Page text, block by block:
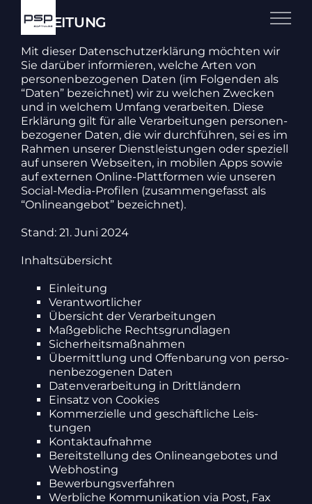
Inhalt
springen
EINLEITUNG
Mit dieser Daten­schutz­er­klä­rung möchten wir
Sie darüber infor­mieren, welche Arten von
perso­nen­be­zo­genen Daten (im Folgenden als
“Daten” bezeichnet) wir zu welchen Zwecken
und in welchem Umfang verar­beiten. Diese
Erklä­rung gilt für alle Verar­bei­tungen perso­nen­
be­zo­gener Daten, die wir durch­führen, sei es im
Rahmen unserer Dienst­leis­tungen oder speziell
auf unseren Webseiten, in mobilen Apps sowie
auf externen Online-Platt­formen wie unseren
Social-Media-Profilen (zusam­men­ge­fasst als
“Online­an­gebot” bezeichnet).
Stand: 21. Juni 2024
Inhalts­über­sicht
Einlei­tung
Verant­wort­li­cher
Über­sicht der Verar­bei­tungen
Maßgeb­liche Rechts­grund­lagen
Sicher­heits­maß­nahmen
Über­mitt­lung und Offen­ba­rung von perso­
nen­be­zo­genen Daten
Daten­ver­ar­bei­tung in Dritt­län­dern
Einsatz von Cookies
Kommer­zi­elle und geschäft­liche Leis­
tungen
Kontakt­auf­nahme
Bereit­stel­lung des Online­an­ge­botes und
Webhos­ting
Bewer­bungs­ver­fahren
Werb­liche Kommu­ni­ka­tion via Post, Fax